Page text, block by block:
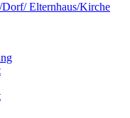
Elternhaus/Kirche